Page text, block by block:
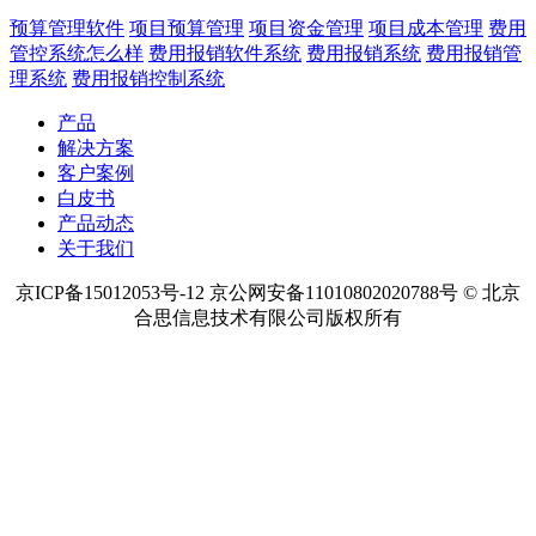
预算管理软件 项目预算管理 项目资金管理 项目成本管理 费用
管控系统怎么样 费用报销软件系统 费用报销系统 费用报销管
理系统 费用报销控制系统
产品
解决方案
客户案例
白皮书
产品动态
关于我们
京ICP备15012053号-12 京公网安备11010802020788号 © 北京
合思信息技术有限公司版权所有